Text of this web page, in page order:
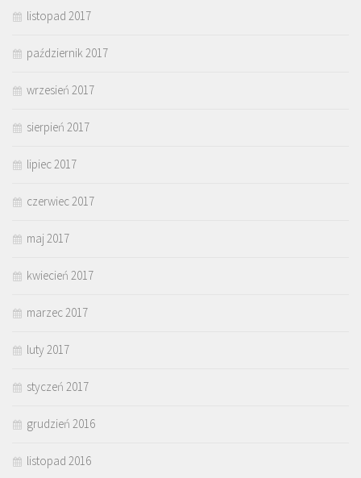
listopad 2017
październik 2017
wrzesień 2017
sierpień 2017
lipiec 2017
czerwiec 2017
maj 2017
kwiecień 2017
marzec 2017
luty 2017
styczeń 2017
grudzień 2016
listopad 2016